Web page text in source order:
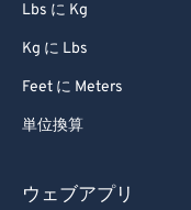
Lbs に Kg
Kg に Lbs
Feet に Meters
単位換算
ウェブアプリ